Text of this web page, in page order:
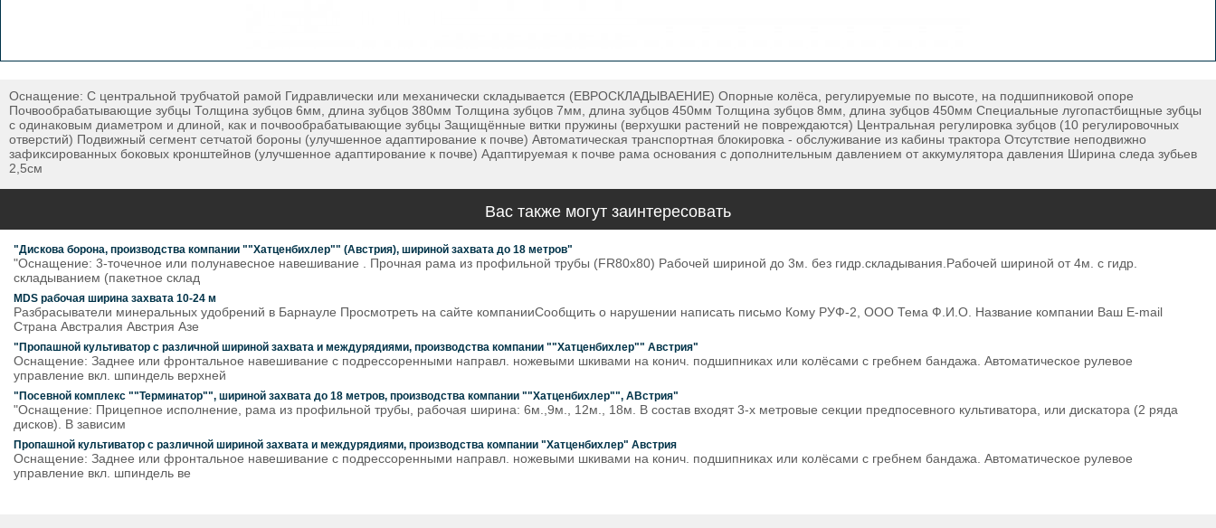
Оснащение: С центральной трубчатой рамой Гидравлически или механически складывается (ЕВРОСКЛАДЫВАЕНИЕ) Опорные колёса, регулируемые по высоте, на подшипниковой опоре
Почвообрабатывающие зубцы Толщина зубцов 6мм, длина зубцов 380мм Толщина зубцов 7мм, длина зубцов 450мм Толщина зубцов 8мм, длина зубцов 450мм Специальные лугопастбищные зубцы
с одинаковым диаметром и длиной, как и почвообрабатывающие зубцы Защищённые витки пружины (верхушки растений не повреждаются) Центральная регулировка зубцов (10 регулировочных
отверстий) Подвижный сегмент сетчатой бороны (улучшенное адаптирование к почве) Автоматическая транспортная блокировка - обслуживание из кабины трактора Отсутствие неподвижно
зафиксированных боковых кронштейнов (улучшенное адаптирование к почве) Адаптируемая к почве рама основания с дополнительным давлением от аккумулятора давления Ширина следа зубьев
2,5см
Вас также могут заинтересовать
"Дискова борона, производства компании ""Хатценбихлер"" (Австрия), шириной захвата до 18 метров"
"Оснащение: 3-точечное или полунавесное навешивание . Прочная рама из профильной трубы (FR80x80) Рабочей шириной до 3м. без гидр.складывания.Рабочей шириной от 4м. с гидр.
складыванием (пакетное склад
MDS рабочая ширина захвата 10-24 м
Разбрасыватели минеральных удобрений в Барнауле Просмотреть на сайте компанииСообщить о нарушении написать письмо Кому РУФ-2, ООО Тема Ф.И.О. Название компании Ваш E-mail
Страна Австралия Австрия Азе
"Пропашной культиватор с различной шириной захвата и междурядиями, производства компании ""Хатценбихлер"" Австрия"
Оснащение: Заднее или фронтальное навешивание с подрессоренными направл. ножевыми шкивами на конич. подшипниках или колёсами с гребнем бандажа. Автоматическое рулевое
управление вкл. шпиндель верхней
"Посевной комплекс ""Терминатор"", шириной захвата до 18 метров, производства компании ""Хатценбихлер"", АВстрия"
"Оснащение: Прицепное исполнение, рама из профильной трубы, рабочая ширина: 6м.,9м., 12м., 18м. В состав входят 3-х метровые секции предпосевного культиватора, или дискатора (2 ряда
дисков). В зависим
Пропашной культиватор с различной шириной захвата и междурядиями, производства компании "Хатценбихлер" Австрия
Оснащение: Заднее или фронтальное навешивание с подрессоренными направл. ножевыми шкивами на конич. подшипниках или колёсами с гребнем бандажа. Автоматическое рулевое
управление вкл. шпиндель ве